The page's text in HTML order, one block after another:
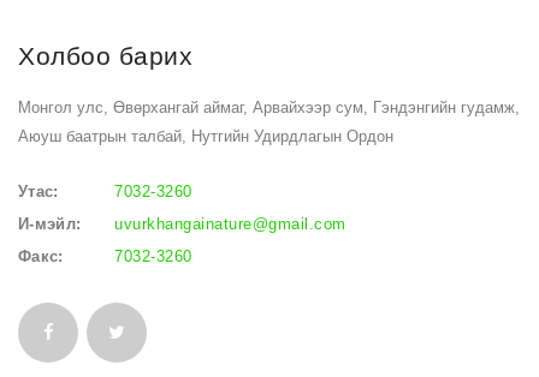
Холбоо барих
Монгол улс, Өвөрхангай аймаг, Арвайхээр сум, Гэндэнгийн гудамж,
Аюуш баатрын талбай, Нутгийн Удирдлагын Ордон
Утас:
7032-3260
И-мэйл:
uvurkhangainature@gmail.com
Факс:
7032-3260